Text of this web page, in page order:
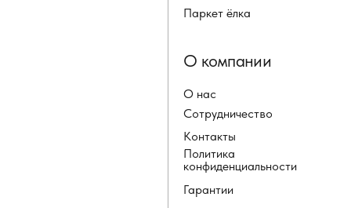
Паркет ёлка
О нас
Сотрудничество
Контакты
Политика
конфиденциальности
О компании
Гарантии